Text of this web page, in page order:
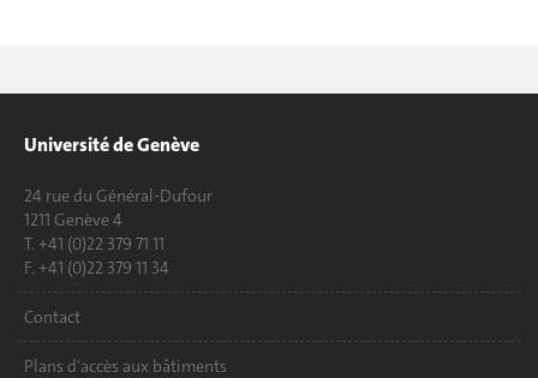
Université de Genève
24 rue du Général-Dufour
1211 Genève 4
T. +41 (0)22 379 71 11
F. +41 (0)22 379 11 34
Contact
Plans d'accès aux bâtiments